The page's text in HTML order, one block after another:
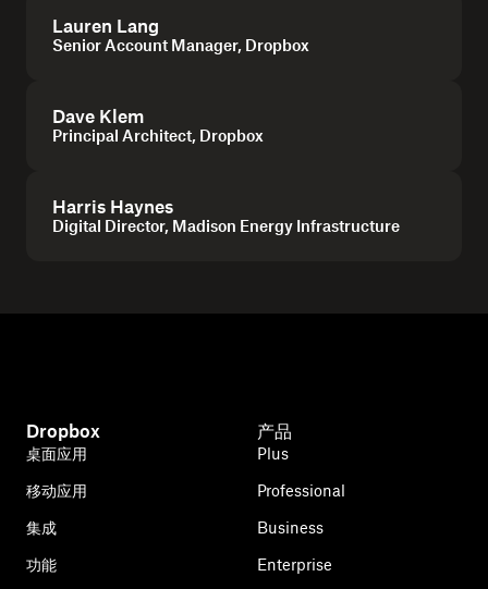
Lauren Lang
Senior Account Manager, Dropbox
Dave Klem
Principal Architect, Dropbox
Harris Haynes
Digital Director, Madison Energy Infrastructure
Dropbox
桌面应用
移动应用
集成
功能
产品
Plus
Professional
Business
Enterprise